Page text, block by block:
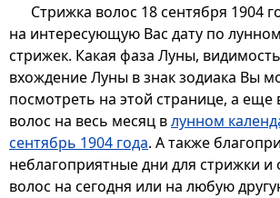
Стрижка волос 18 сентября 1904
на интересующую Вас дату по
стрижек. Какая фаза Луны,
вхождение Луны в знак зодиака Вы
посмотреть на этой странице, а еще
волос на весь месяц влунном
сентябрь 1904 года. А также
неблагоприятные дни для стрижки
волос на сегодня или на любую